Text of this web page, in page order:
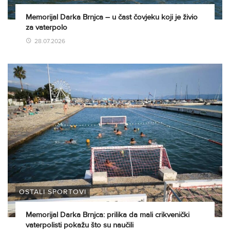
Memorijal Darka Brnjca – u čast čovjeku koji je živio
za vaterpolo
28.07.2026
OSTALI SPORTOVI
Memorijal Darka Brnjca: prilika da mali crikvenički
vaterpolisti pokažu što su naučili